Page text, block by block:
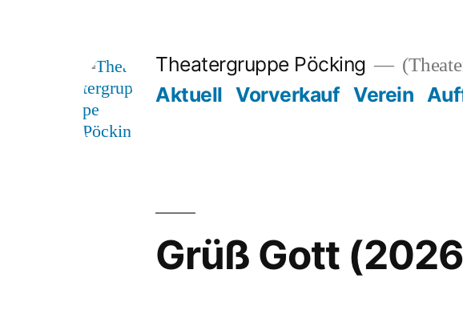
Theatergruppe Pöcking
Aktuell Vorverkauf Verein
Grüß Gott